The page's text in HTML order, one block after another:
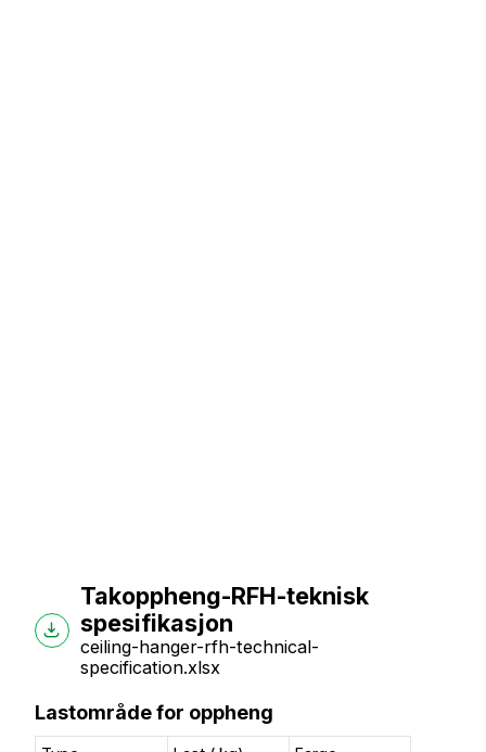
Takoppheng-RFH-teknisk
spesifikasjon
ceiling-hanger-rfh-technical-
specification.xlsx
Lastområde for oppheng